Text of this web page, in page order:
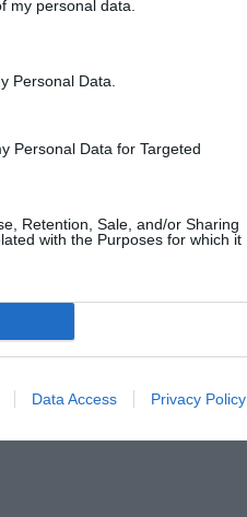
my personal data.
Personal Data.
Personal Data for Targeted
Retention, Sale, and/or Sharing
with the Purposes for which it
Data Access Privacy Policy